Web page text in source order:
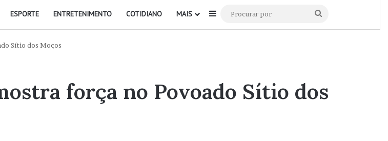
ESPORTE ENTRETENIMENTO COTIDIANO MAIS Barra Lateral
por
Sítio dos Moços
força no Povoado Sítio dos